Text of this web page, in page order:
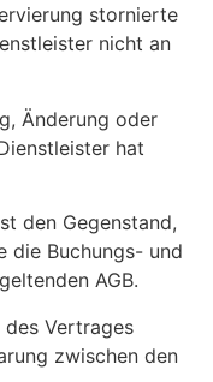
stornierte
nicht an
Änderung oder
hat
den Gegenstand,
die Buchungs- und
AGB.
des Vertrages
zwischen den